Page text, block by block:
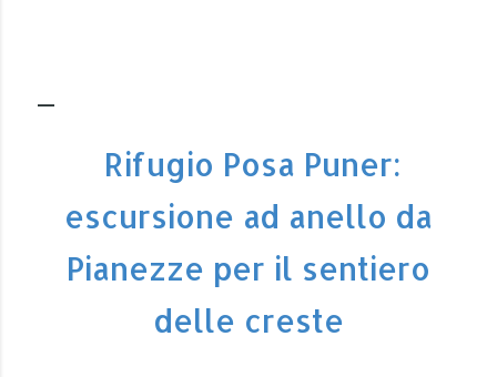
Rifugio Posa Puner:
escursione ad anello da
Pianezze per il sentiero
delle creste